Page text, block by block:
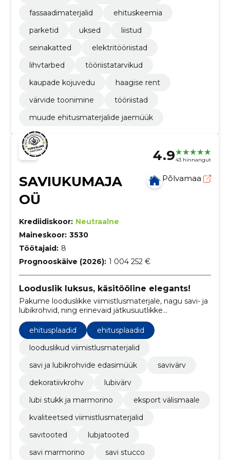
fassaadimaterjalid
ehituskeemia
parketid
uksed
liistud
seinakatted
elektritööriistad
lihvtarbed
tööriistatarvikud
kaupade kojuvedu
haagise rent
värvide toonimine
tööriistad
muude ehitusmaterjalide jaemüük
4.943 hinnangut
SAVIUKUMAJA
OÜ
Põlvamaa
Krediidiskoor: Neutraalne
Maineskoor: 3530
Töötajaid: 8
Prognooskäive (2026): 1 004 252 €
Looduslik luksus, käsitööline elegants!
Pakume looduslikke viimistlusmaterjale, nagu savi- ja
lubikrohvid, ning erinevaid jätkusuutlikke
ehituslahendusi.
ehitusplaadid
ehitusplaadid
looduslikud viimistlusmaterjalid
savi ja lubikrohvide edasimüük
savivärv
dekoratiivkrohv
lubivärv
lubi stukk ja marmorino
eksport välismaale
kvaliteetsed viimistlusmaterjalid
savitooted
lubjatooted
savi marmorino
savi stucco